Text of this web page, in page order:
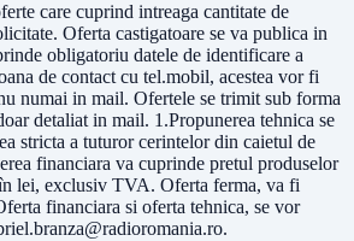
care cuprind intreaga cantitate de
Oferta castigatoare se va publica in
obligatoriu datele de identificare a
de contact cu tel.mobil, acestea vor fi
numai in mail. Ofertele se trimit sub forma
detaliat in mail. 1.Propunerea tehnica se
stricta a tuturor cerintelor din caietul de
financiara va cuprinde pretul produselor
lei, exclusiv TVA. Oferta ferma, va fi
financiara si oferta tehnica, se vor
.